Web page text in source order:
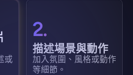
或
2.
描述場景與動作
加入氛圍、風格或動作
等細節。